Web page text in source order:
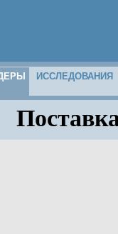
ИССЛЕДОВАНИЯ